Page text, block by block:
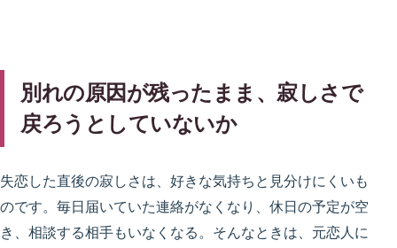
別れの原因が残ったまま、寂しさで
戻ろうとしていないか
失恋した直後の寂しさは、好きな気持ちと見分けにくいも
のです。毎日届いていた連絡がなくなり、休日の予定が空
き、相談する相手もいなくなる。そんなときは、元恋人に